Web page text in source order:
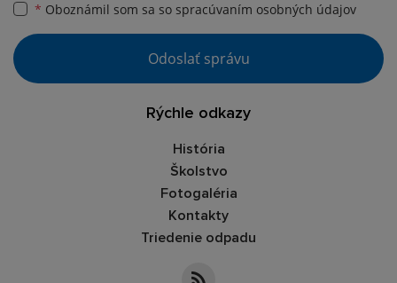
* Oboznámil som sa so spracúvaním osobných údajov
Google reCaptcha Response
Odoslať správu
Rýchle odkazy
História
Školstvo
Fotogaléria
Kontakty
Triedenie odpadu